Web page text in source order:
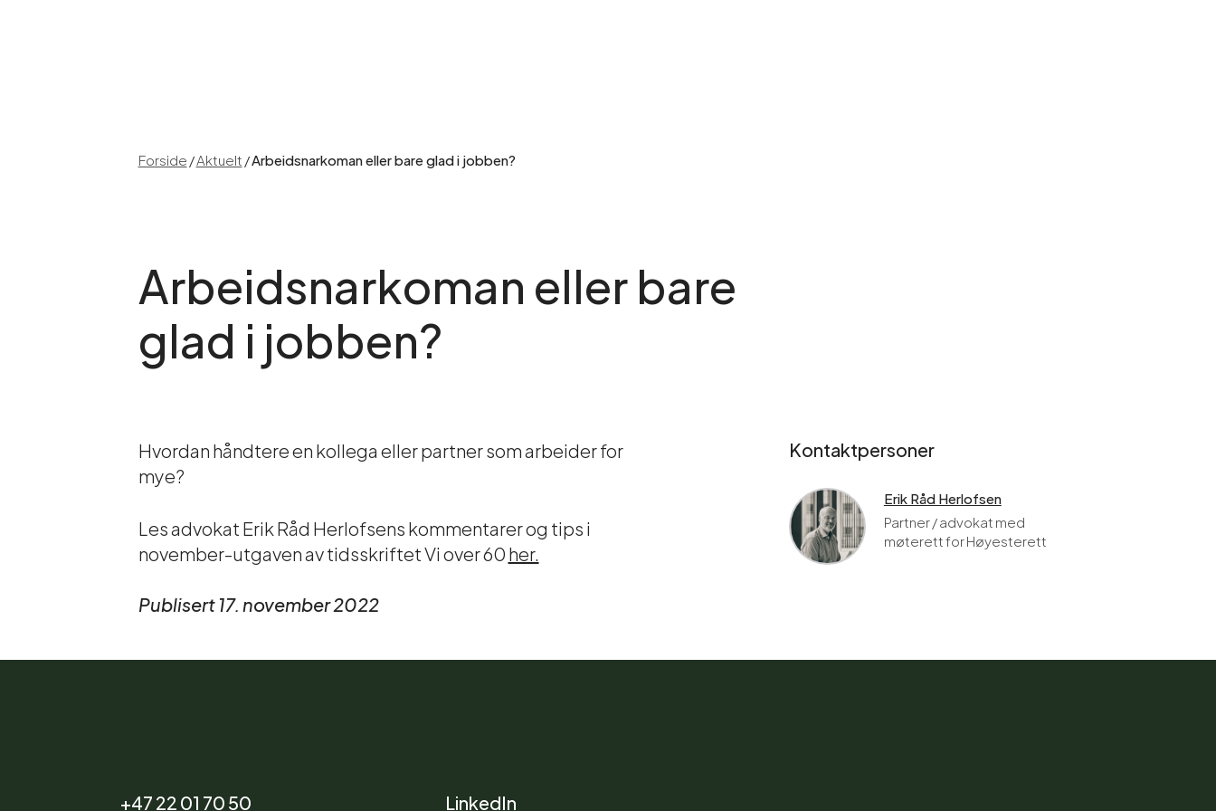
Forside/Aktuelt/Arbeidsnarkoman eller bare glad i jobben?
Arbeidsnarkoman eller bare
glad i jobben?
Hvordan håndtere en kollega eller partner som arbeider for
mye?
Les advokat Erik Råd Herlofsens kommentarer og tips i
november-utgaven av tidsskriftet Vi over 60her.
Kontaktpersoner
Erik Råd Herlofsen
Partner / advokat med
møterett for Høyesterett
Publisert 17. november 2022
+47 22 01 70 50 LinkedIn